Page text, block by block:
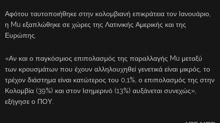
Αφότου ταυτοποιήθηκε στην κολομβιανή επικράτεια τον Ιανουάριο,
η Mu εξαπλώθηκε σε χώρες της Λατινικής Αμερικής και της
Ευρώπης.
«Αν και ο παγκόσμιος επιπολασμός της παραλλαγής Mu μεταξύ
των κρουσμάτων που έχουν αλληλουχηθεί γενετικά είναι μικρός, το
τρέχον διάστημα είναι κατώτερος του 0,1%, ο επιπολασμός της στην
Κολομβία (39%) και στον Ισημερινό (13%) αυξάνεται συνεχώς»,
εξήγησε ο ΠΟΥ.